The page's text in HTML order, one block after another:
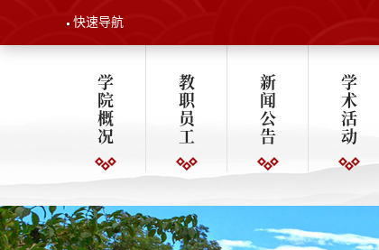
快速导航
学
院
概
况
教
职
员
工
新
闻
公
告
学
术
活
动